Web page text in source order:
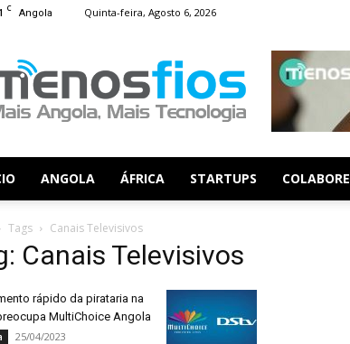
C Angola Quinta-feira, Agosto 6, 2026
Fios
ANGOLA ÁFRICA STARTUPS COLABORE
Tags Canais Televisivos
Canais Televisivos
rápido da pirataria na
MultiChoice Angola
25/04/2023